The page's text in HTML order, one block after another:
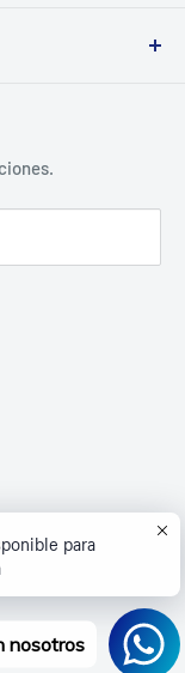
para
nosotros